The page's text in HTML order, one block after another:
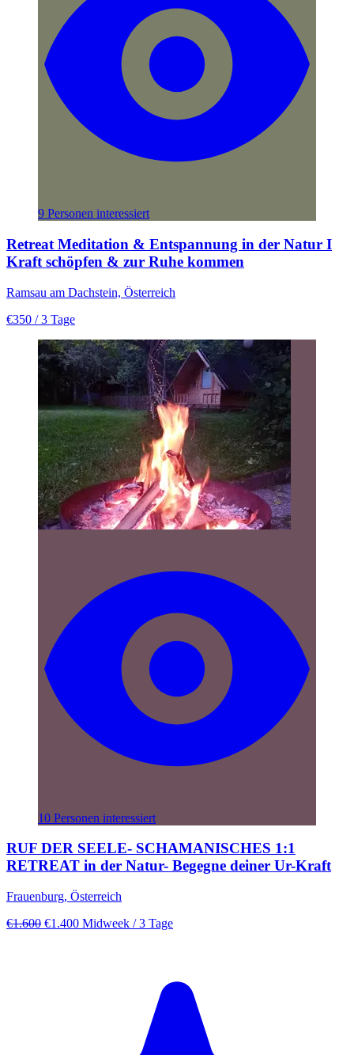
9 Personen interessiert
Retreat Meditation & Entspannung in der Natur I
Kraft schöpfen & zur Ruhe kommen
Ramsau am Dachstein, Österreich
€350 / 3 Tage
10 Personen interessiert
RUF DER SEELE- SCHAMANISCHES 1:1
RETREAT in der Natur- Begegne deiner Ur-Kraft
Frauenburg, Österreich
€1.600 €1.400 Midweek / 3 Tage